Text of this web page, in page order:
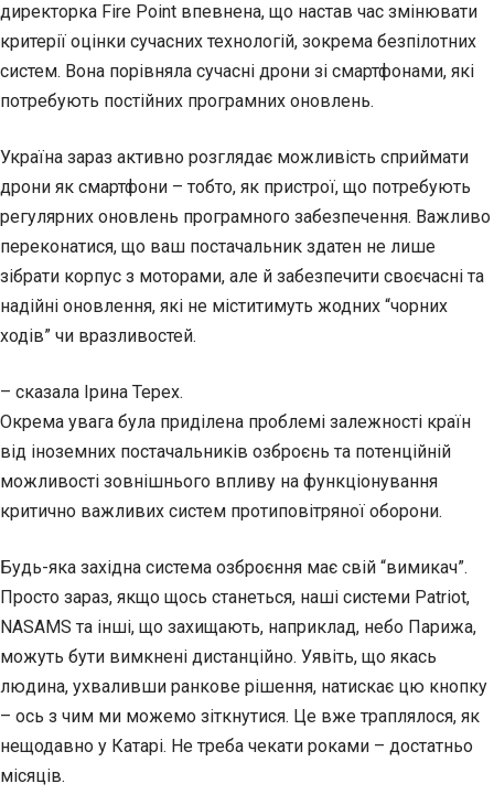
директорка Fire Point впевнена, що настав час змінювати
критерії оцінки сучасних технологій, зокрема безпілотних
систем. Вона порівняла сучасні дрони зі смартфонами, які
потребують постійних програмних оновлень.
Україна зараз активно розглядає можливість сприймати
дрони як смартфони – тобто, як пристрої, що потребують
регулярних оновлень програмного забезпечення. Важливо
переконатися, що ваш постачальник здатен не лише
зібрати корпус з моторами, але й забезпечити своєчасні та
надійні оновлення, які не міститимуть жодних “чорних
ходів” чи вразливостей.
– сказала Ірина Терех.
Окрема увага була приділена проблемі залежності країн
від іноземних постачальників озброєнь та потенційній
можливості зовнішнього впливу на функціонування
критично важливих систем протиповітряної оборони.
Будь-яка західна система озброєння має свій “вимикач”.
Просто зараз, якщо щось станеться, наші системи Patriot,
NASAMS та інші, що захищають, наприклад, небо Парижа,
можуть бути вимкнені дистанційно. Уявіть, що якась
людина, ухваливши ранкове рішення, натискає цю кнопку
– ось з чим ми можемо зіткнутися. Це вже траплялося, як
нещодавно у Катарі. Не треба чекати роками – достатньо
місяців.